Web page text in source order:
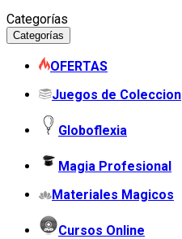
Categorías
Categorías
OFERTAS
Juegos de Coleccion
Globoflexia
Magia Profesional
Materiales Magicos
Cursos Online